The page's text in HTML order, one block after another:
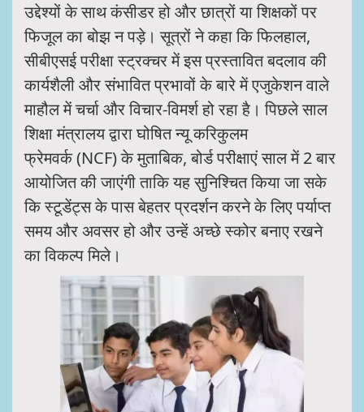
उद्देश्यों के साथ कंसीडर हो और छात्रों या शिक्षकों पर
फिजूल का बोझ न पड़े। सूत्रों ने कहा कि फिलहाल,
सीबीएसई परीक्षा स्ट्रक्चर में इस प्रस्तावित बदलाव की
कार्यशैली और संभावित प्रभावों के बारे में एजुकेशन वाले
माहौल में चर्चा और विचार-विमर्श हो रहा है। पिछले साल
शिक्षा मंत्रालय द्वारा घोषित न्यू करिकुलम
फ्रेमवर्क (NCF) के मुताबिक, बोर्ड परीक्षाएं साल में 2 बार
आयोजित की जाएंगी ताकि यह सुनिश्चित किया जा सके
कि स्टूडेंट्स के पास बेहतर प्रदर्शन करने के लिए पर्याप्त
समय और अवसर हो और उन्हें अच्छे स्कोर बनाए रखने
का विकल्प मिले।